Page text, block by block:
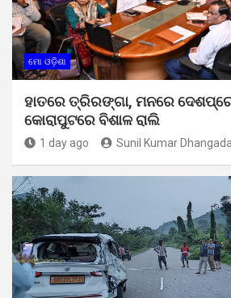
ମୋ ଓଡ଼ିଶା
ହାତରେ ତ୍ରିରଙ୍ଗା, ମନରେ
କୋରାପୁଟରେ ବିଶାଳ ରାଲି
1 day ago Sunil Kumar